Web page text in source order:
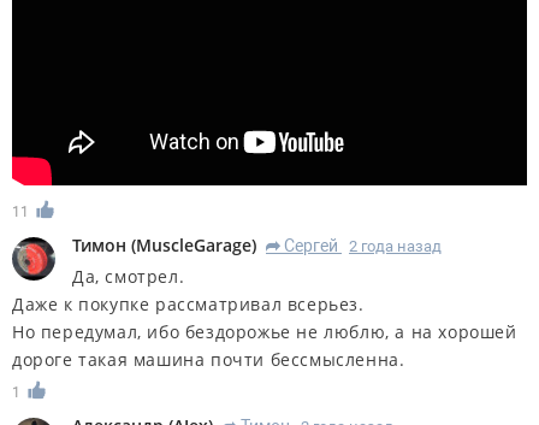
11
Тимон (MuscleGarage) R Сергей 2 года назад
Да, смотрел.
Даже к покупке рассматривал всерьез.
Но передумал, ибо бездорожье не люблю, а на хорошей
дороге такая машина почти бессмысленна.
1